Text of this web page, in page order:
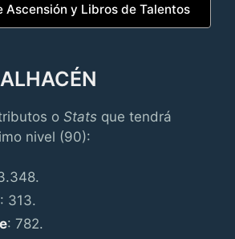
Ascensión y Libros de Talentos
o Stats que tendrá
nivel (90):
: 313.
: 782.